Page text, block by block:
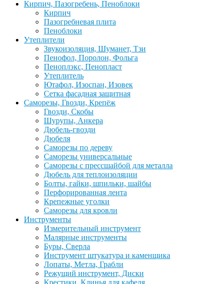
Кирпич, Пазогребень, Пеноблоки
Кирпич
Пазогребневая плита
Пеноблоки
Утеплители
Звукоизоляция, Шуманет, Тзи
Пенофол, Поролон, Фольга
Пеноплэкс, Пенопласт
Утеплитель
Ютафол, Изоспан, Изовек
Сетка фасадная защитная
Саморезы, Гвозди, Крепёж
Гвозди, Скобы
Шурупы, Анкера
Дюбель-гвозди
Дюбеля
Саморезы по дереву
Саморезы универсальные
Саморезы с прессшайбой для металла
Дюбель для теплоизоляции
Болты, гайки, шпильки, шайбы
Перфорированная лента
Крепежные уголки
Саморезы для кровли
Инструменты
Измерительный инструмент
Малярные инструменты
Буры, Сверла
Инструмент штукатура и каменщика
Лопаты, Метла, Грабли
Режущий инструмент, Диски
Крестики, Клинья для кафеля